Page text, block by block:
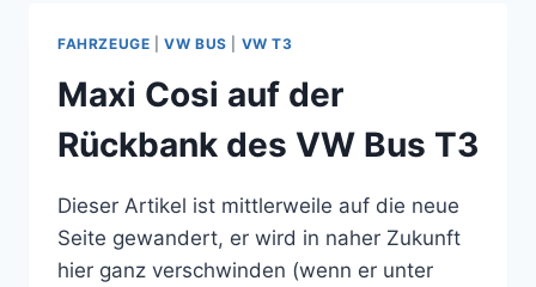
VW
BUS
T5
FAHRZEUGE |VW BUS VW T3
Maxi Cosi auf der
Rückbank des VW Bus T3
Dieser Artikel ist mittlerweile auf die neue
Seite gewandert, er wird in naher Zukunft
hier ganz verschwinden (wenn er unter